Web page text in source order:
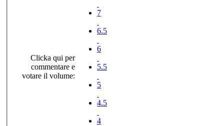
Clicka qui per
commentare e
votare il volume:
7
6.5
6
5.5
5
4.5
4